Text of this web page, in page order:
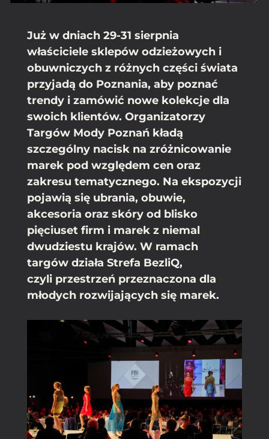
Już w dniach 29-31 sierpnia
właściciele sklepów odzieżowych i
obuwniczych z różnych części świata
przyjadą do Poznania, aby poznać
trendy i zamówić nowe kolekcje dla
swoich klientów. Organizatorzy
Targów Mody Poznań kładą
szczególny nacisk na zróżnicowanie
marek pod względem cen oraz
zakresu tematycznego. Na ekspozycji
pojawią się ubrania, obuwie,
akcesoria oraz skóry od blisko
pięciuset firm i marek z niemal
dwudziestu krajów. W ramach
targów działa Strefa BezliQ,
czyli przestrzeń przeznaczona dla
młodych rozwijających się marek.